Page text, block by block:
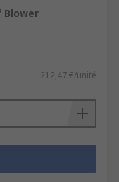
Blower
212,47 €/unité